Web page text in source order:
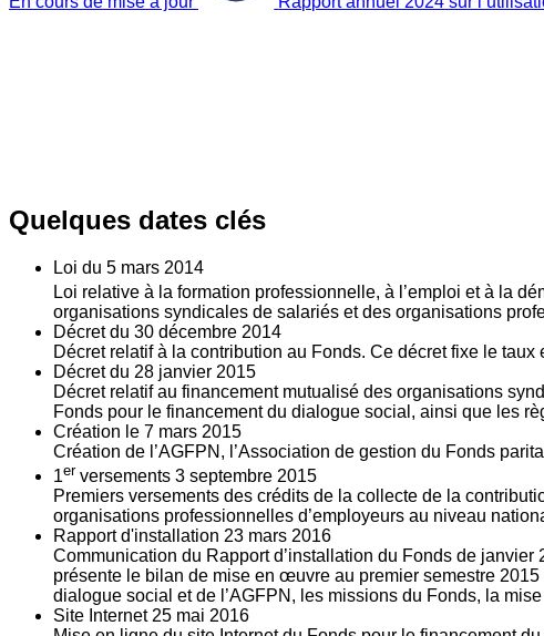
Quelques dates clés
Loi du 5 mars 2014
Loi relative à la formation professionnelle, à l’emploi et à la
organisations syndicales de salariés et des organisations
Décret du 30 décembre 2014
Décret relatif à la contribution au Fonds. Ce décret fixe le
Décret du 28 janvier 2015
Décret relatif au financement mutualisé des organisations
Fonds pour le financement du dialogue social, ainsi que les
Création le 7 mars 2015
Création de l’AGFPN, l’Association de gestion du Fonds
1er versements 3 septembre 2015
Premiers versements des crédits de la collecte de la
organisations professionnelles d’employeurs au niveau
Rapport d'installation 23 mars 2016
Communication du Rapport d’installation du Fonds de
présente le bilan de mise en œuvre au premier semestre
dialogue social et de l’AGFPN, les missions du Fonds, la
Site Internet 25 mai 2016